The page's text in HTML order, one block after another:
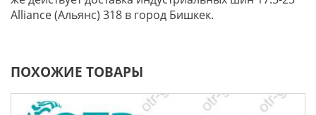
Alliance (Альянс) 318 в город Бишкек.
ПОХОЖИЕ ТОВАРЫ